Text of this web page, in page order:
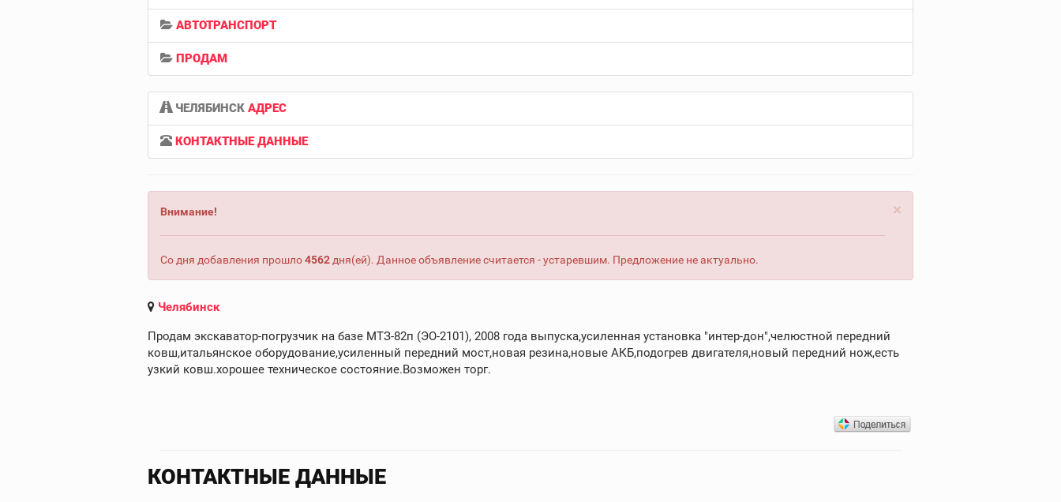
АВТОТРАНСПОРТ
ПРОДАМ
ЧЕЛЯБИНСК АДРЕС
КОНТАКТНЫЕ ДАННЫЕ
×
Внимание!
Со дня добавления прошло4562 дня(ей). Данное объявление считается - устаревшим. Предложение не актуально.
Челябинск
Продам экскаватор-погрузчик на базе МТЗ-82п (ЭО-2101), 2008 года выпуска,усиленная установка "интер-дон",челюстной передний
ковш,итальянское оборудование,усиленный передний мост,новая резина,новые АКБ,подогрев двигателя,новый передний нож,есть
узкий ковш.хорошее техническое состояние.Возможен торг.
КОНТАКТНЫЕ ДАННЫЕ